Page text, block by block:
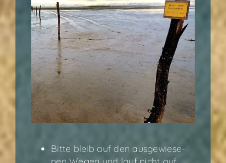
Bit­te bleib auf den aus­ge­wie­se­